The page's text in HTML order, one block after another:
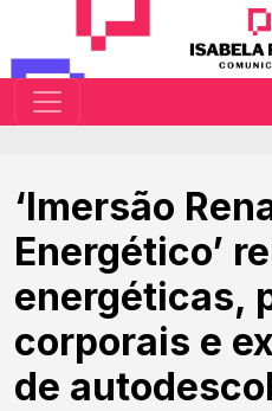
‘Imersão
Energético’
energéticas,
corporais e
de